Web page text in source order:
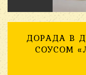
ДОРАДА В
СОУСОМ